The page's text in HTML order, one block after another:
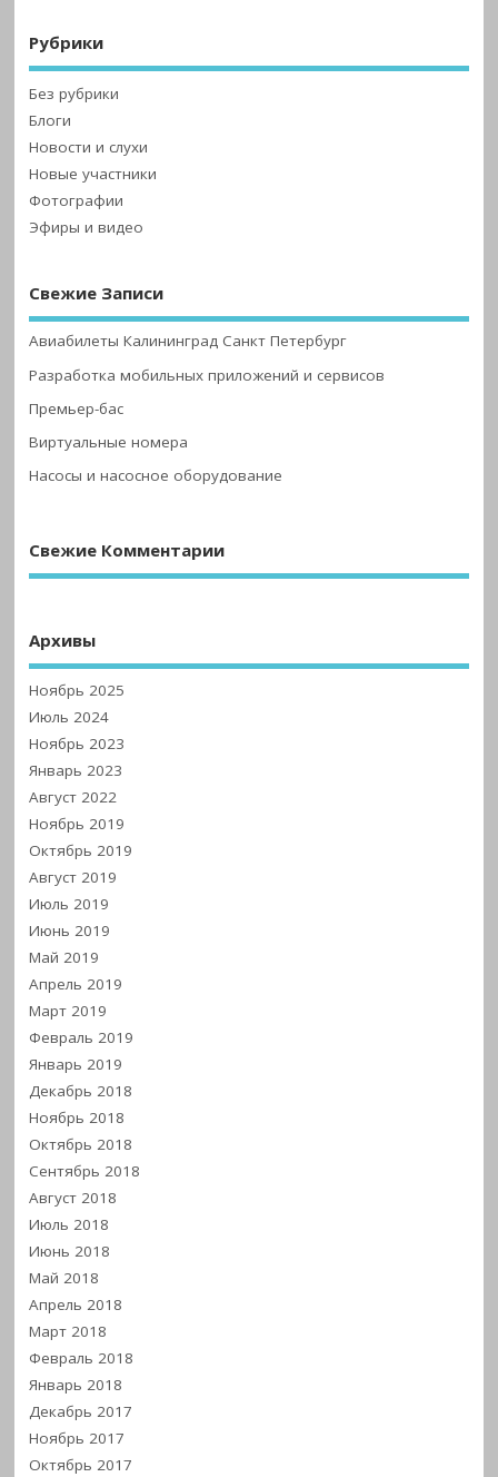
Рубрики
Без рубрики
Блоги
Новости и слухи
Новые участники
Фотографии
Эфиры и видео
Свежие Записи
Авиабилеты Калининград Санкт Петербург
Разработка мобильных приложений и сервисов
Премьер-бас
Виртуальные номера
Насосы и насосное оборудование
Свежие Комментарии
Архивы
Ноябрь 2025
Июль 2024
Ноябрь 2023
Январь 2023
Август 2022
Ноябрь 2019
Октябрь 2019
Август 2019
Июль 2019
Июнь 2019
Май 2019
Апрель 2019
Март 2019
Февраль 2019
Январь 2019
Декабрь 2018
Ноябрь 2018
Октябрь 2018
Сентябрь 2018
Август 2018
Июль 2018
Июнь 2018
Май 2018
Апрель 2018
Март 2018
Февраль 2018
Январь 2018
Декабрь 2017
Ноябрь 2017
Октябрь 2017